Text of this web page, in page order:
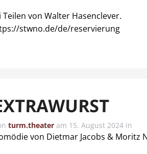
von Walter Hasenclever.
stwno.de/de/reservierung
turm.theater am 15. August 2024 in
von Dietmar Jacobs & Moritz